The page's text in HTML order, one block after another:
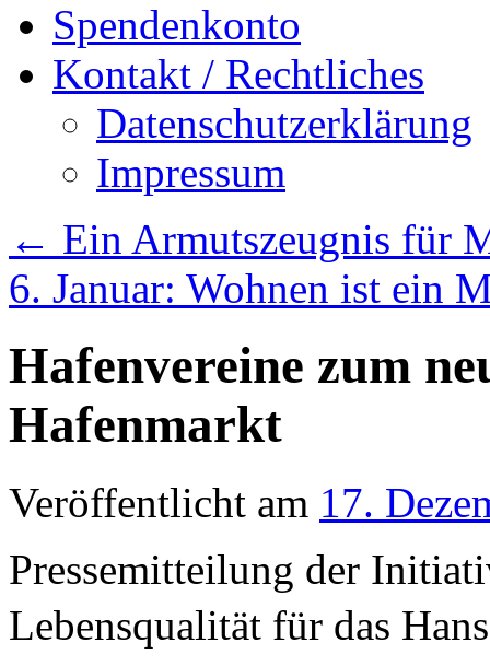
Spendenkonto
Kontakt / Rechtliches
Datenschutzerklärung
Impressum
← Ein Armutszeugnis für
6. Januar: Wohnen ist ein
Hafenvereine zum
Hafenmarkt
Veröffentlicht am 17.
Pressemitteilung der
Lebensqualität für das